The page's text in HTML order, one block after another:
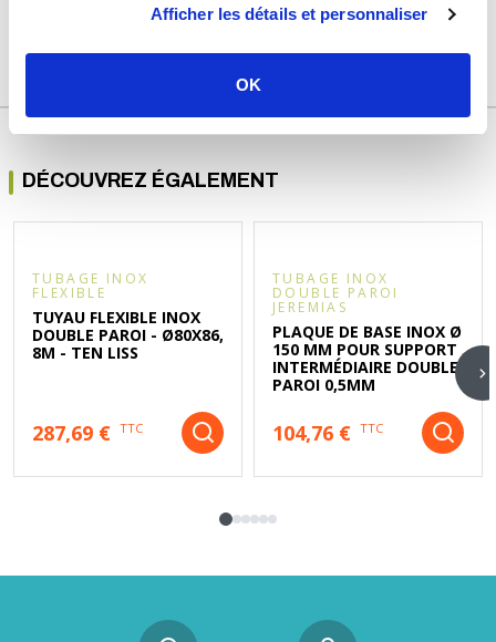
Afficher les détails et personnaliser
OK
2 ans
Référence f778745a
DÉCOUVREZ ÉGALEMENT
TUBAGE INOX
FLEXIBLE
TUYAU FLEXIBLE INOX
DOUBLE PAROI - Ø80X86,
8M - TEN LISS
287,69 € TTC
TUBAGE INOX
DOUBLE PAROI
JEREMIAS
PLAQUE DE BASE INOX Ø
150 MM POUR SUPPORT
INTERMÉDIAIRE DOUBLE
PAROI 0,5MM
104,76 € TTC